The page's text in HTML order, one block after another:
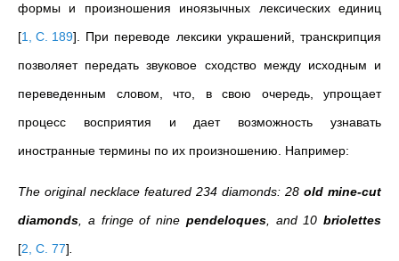
формы и произношения иноязычных лексических единиц
[1, C. 189] . При переводе лексики украшений, транскрипция
позволяет передать звуковое сходство между исходным и
переведенным словом, что, в свою очередь, упрощает
процесс восприятия и дает возможность узнавать
иностранные термины по их произношению. Например:
The original necklace featured 234 diamonds: 28 old mine-cut
diamonds , a fringe of nine pendeloques, and 10 briolettes
[2, C. 77]